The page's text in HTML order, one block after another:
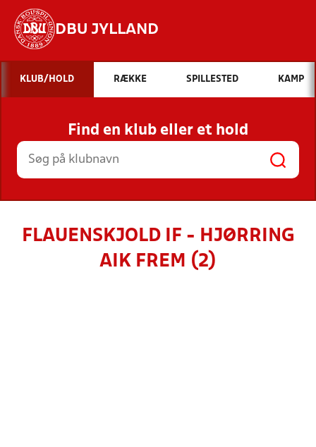
DBU JYLLAND
Hvad vil du søge efter?
INDHOLD OG NYHEDER
STILLINGER, RESULTATER, KLUBBER OG
HOLD
KLUB/HOLD RÆKKE SPILLESTED KAMP
Find en klub eller et hold
FLAUENSKJOLD IF - HJØRRING
AIK FREM (2)